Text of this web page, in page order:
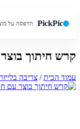
PickPic הדפסה על
חיפוש באתר
קרש חיתוך
עמוד הבית/ צריבה בלייזר